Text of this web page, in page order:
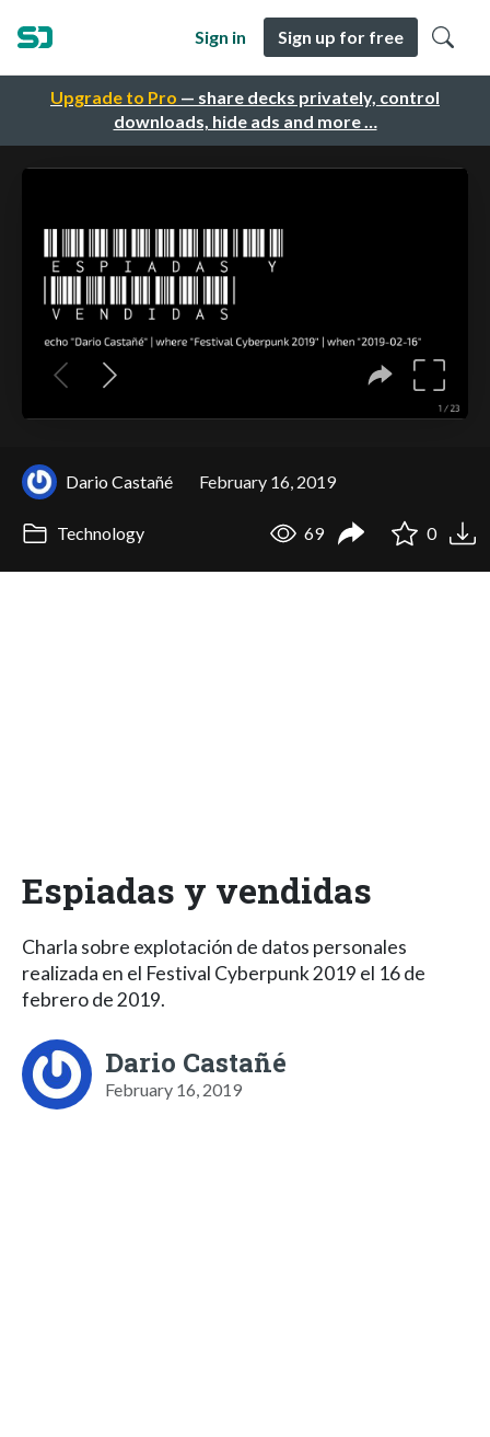
Upgrade to Pro — share decks privately, control
downloads, hide ads and more …
Sign in Sign up for free
Dario Castañé February 16, 2019
Technology 69 0
Espiadas y vendidas
Charla sobre explotación de datos personales
realizada en el Festival Cyberpunk 2019 el 16 de
febrero de 2019.
Dario Castañé
February 16, 2019